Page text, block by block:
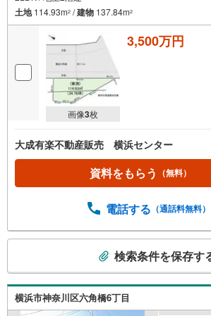
土地114.93m2 /建物 137.84m2
画像3枚
3,500万円
大成有楽不動産販売 横浜センター
資料をもらう （無料）
電話する （通話料無料）
検
索
条
検索条件を保存す
横浜市神奈川区六角橋6丁目